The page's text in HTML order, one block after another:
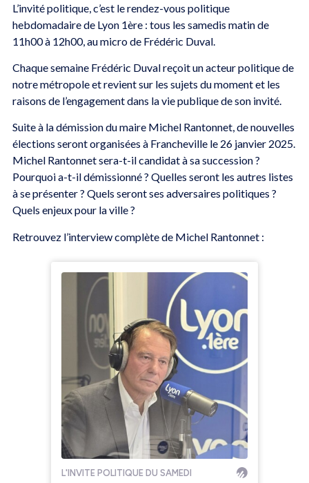
L’invité politique, c’est le rendez-vous politique
hebdomadaire de Lyon 1ère : tous les samedis matin de
11h00 à 12h00, au micro de Frédéric Duval.
Chaque semaine Frédéric Duval reçoit un acteur politique de
notre métropole et revient sur les sujets du moment et les
raisons de l’engagement dans la vie publique de son invité.
Suite à la démission du maire Michel Rantonnet, de nouvelles
élections seront organisées à Francheville le 26 janvier 2025.
Michel Rantonnet sera-t-il candidat à sa succession ?
Pourquoi a-t-il démissionné ? Quelles seront les autres listes
à se présenter ? Quels seront ses adversaires politiques ?
Quels enjeux pour la ville ?
Retrouvez l’interview complète de Michel Rantonnet :